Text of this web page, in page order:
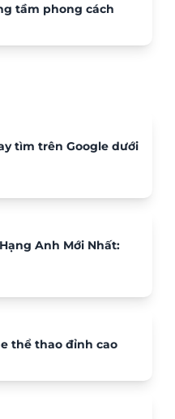
tầm phong cách
tìm trên Google dưới
Anh Mới Nhất:
thể thao đỉnh cao